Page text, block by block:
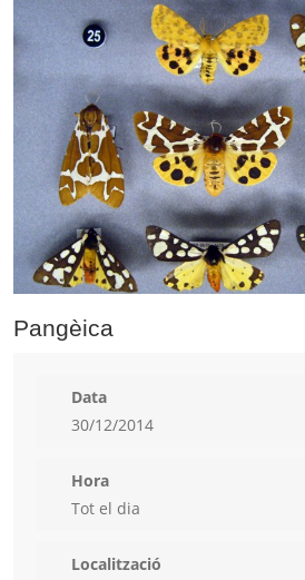
Pangèica
Data
30/12/2014
Hora
Tot el dia
Localització